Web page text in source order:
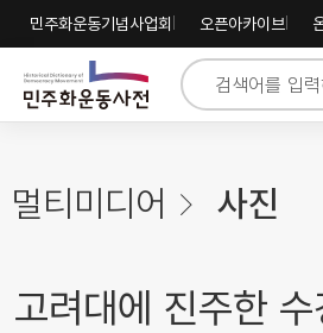
가
기
기
민주화운동기념사업회 오픈아카이브
멀티미디어 사진
고려대에 진주한